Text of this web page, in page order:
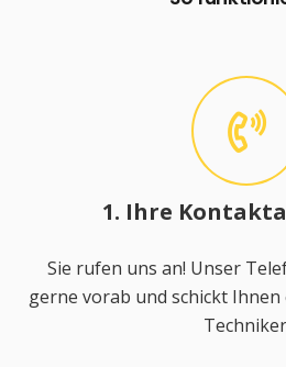
1. Ihre
Sie rufen uns an! Unser
gerne vorab und schickt